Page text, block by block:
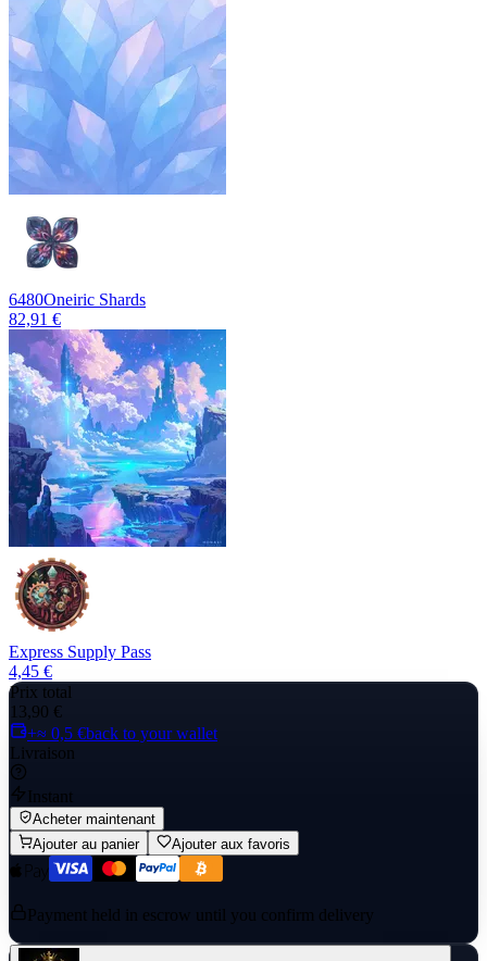
6480Oneiric Shards
82,91 €
Express Supply Pass
4,45 €
Prix total
13,90 €
+≈ 0,5 €back to your wallet
Livraison
Instant
Acheter maintenant
Ajouter au panier
Ajouter aux favoris
Payment held in escrow until you confirm delivery